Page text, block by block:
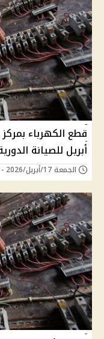
أبريل للصيانة
الجمعة 17/أبريل/2026 - 09:35 م